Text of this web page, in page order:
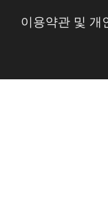
이용약관 및 개